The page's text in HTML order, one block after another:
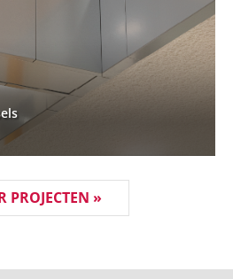
PROJECTEN »